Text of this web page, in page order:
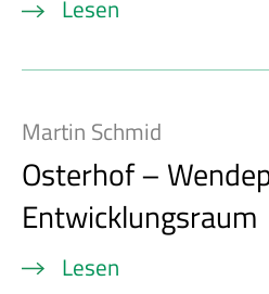
Lesen
Martin Schmid
Osterhof –
Entwicklungsraum
Lesen